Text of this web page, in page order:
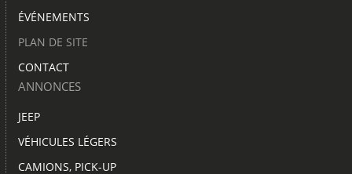
ÉVÉNEMENTS
PLAN DE SITE
CONTACT
ANNONCES
JEEP
VÉHICULES LÉGERS
CAMIONS, PICK-UP